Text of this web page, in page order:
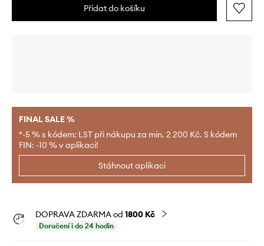
Přidat do košíku
FINAL SALE %
*-5 % s kódem: LST při nákupu za min. 2 200 Kč. S kódem
FIN: -10 % v aplikaci!
Stáhnout aplikaci
DOPRAVA ZDARMA od 1800 Kč
Doručení i do 24 hodin